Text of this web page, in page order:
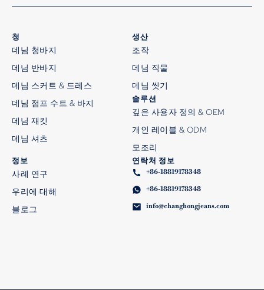
청
데님 청바지
데님 반바지
데님 스커트 & 드레스
데님 점프 수트 & 바지
데님 재킷
데님 셔츠
생산
조작
데님 직물
데님 씻기
솔루션
깊은 사용자 정의 & OEM
개인 레이블 & ODM
모조리
정보
사례 연구
우리에 대해
블로그
연락처 정보
+86-18819178348
+86-18819178348
info@changhongjeans.com